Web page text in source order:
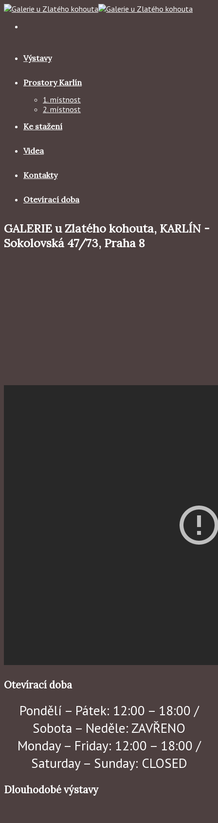
Skip
content
Výstavy
Prostory Karlín
1. místnost
2. místnost
Ke stažení
Videa
Kontakty
Otevírací doba
GALERIE u Zlatého kohouta, KARLÍN -
Sokolovská 47/73, Praha 8
Otevírací doba
Pondělí – Pátek: 12:00 – 18:00 /
Sobota – Neděle: ZAVŘENO
Monday – Friday: 12:00 – 18:00 /
Saturday – Sunday: CLOSED
Dlouhodobé výstavy